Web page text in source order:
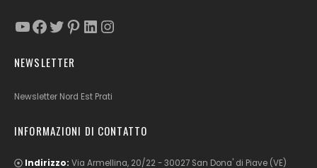
YouTube
Facebook
Twitter
Pinterest
LinkedIn
Instagram
NEWSLETTER
Newsletter Nord Est Prati
INFORMAZIONI DI CONTATTO
Indirizzo: Via Armellina, 20/22 - 30027 San Dona' di Piave (VE)